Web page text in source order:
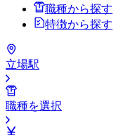
職種から探す
特徴から探す
立場駅
職種を選択